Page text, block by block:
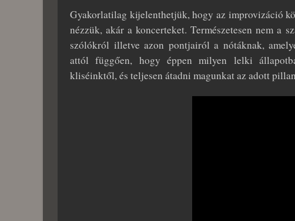
Gyakorlatilag kijelenthetjük, hogy az improvizáció
nézzük, akár a koncerteket. Természetesen nem a
szólókról illetve azon pontjairól a nótáknak,
attól függően, hogy éppen milyen lelki
kliséinktől, és teljesen átadni magunkat az adott